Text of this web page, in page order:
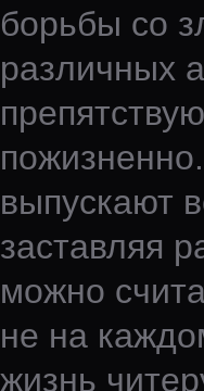
борьбы со
различных
выпускают
заставляя
можно
не на
жизнь